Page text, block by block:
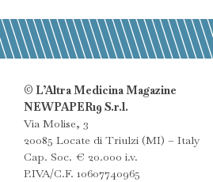
© L’Altra Medicina Magazine
NEWPAPER19 S.r.l.
Via Molise, 3
20085 Locate di Triulzi (MI) – Italy
Cap. Soc. € 20.000 i.v.
P.IVA/C.F. 10607740965